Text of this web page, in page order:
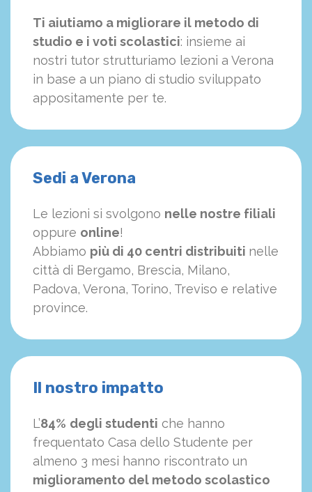
Ti aiutiamo a migliorare il metodo di
studio e i voti scolastici: insieme ai
nostri tutor strutturiamo lezioni a Verona
in base a un piano di studio sviluppato
appositamente per te.
Sedi a Verona
Le lezioni si svolgono nelle nostre filiali
oppure online!
Abbiamo più di 40 centri distribuiti nelle
città di Bergamo, Brescia, Milano,
Padova, Verona, Torino, Treviso e relative
province.
Il nostro impatto
L’84% degli studenti che hanno
frequentato Casa dello Studente per
almeno 3 mesi hanno riscontrato un
miglioramento del metodo scolastico